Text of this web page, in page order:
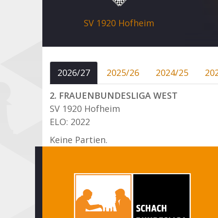
SV 1920 Hofheim
2026/27 2025/26 2024/25
2. FRAUENBUNDESLIGA WEST
SV 1920 Hofheim
ELO: 2022
Keine Partien.